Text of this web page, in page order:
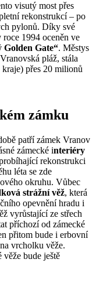
visutý most přes
rekonstrukcí – po
pylonů. Díky své
1994 oceněn ve
Golden Gate“. Městys
pláž, stála
přes 20 milionů
zámku
patří zámek Vranov
zámecké interiéry
rekonstrukci
léta se zde
okruhu. Vůbec
strážní věž, která
opevnění hradu i
vyrůstající ze střech
příchozí od zámecké
přitom bude i erbovní
vrcholku věže.
bude ještě